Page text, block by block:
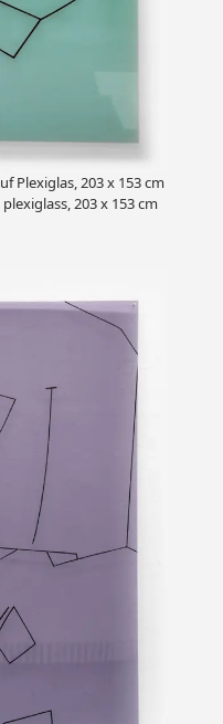
Plexiglas, 203 x 153 cm
203 x 153 cm